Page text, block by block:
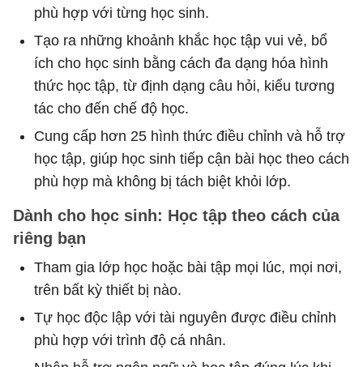
phù hợp với từng học sinh.
Tạo ra những khoảnh khắc học tập vui vẻ, bổ
ích cho học sinh bằng cách đa dạng hóa hình
thức học tập, từ định dạng câu hỏi, kiểu tương
tác cho đến chế độ học.
Cung cấp hơn 25 hình thức điều chỉnh và hỗ trợ
học tập, giúp học sinh tiếp cận bài học theo cách
phù hợp mà không bị tách biệt khỏi lớp.
Dành cho học sinh: Học tập theo cách của
riêng bạn
Tham gia lớp học hoặc bài tập mọi lúc, mọi nơi,
trên bất kỳ thiết bị nào.
Tự học độc lập với tài nguyên được điều chỉnh
phù hợp với trình độ cá nhân.